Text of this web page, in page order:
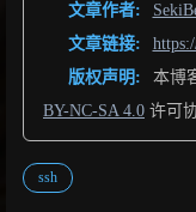
文章作者:
文章链接:
版权声明:
本博
BY-NC-SA 4.0 许可
ssh